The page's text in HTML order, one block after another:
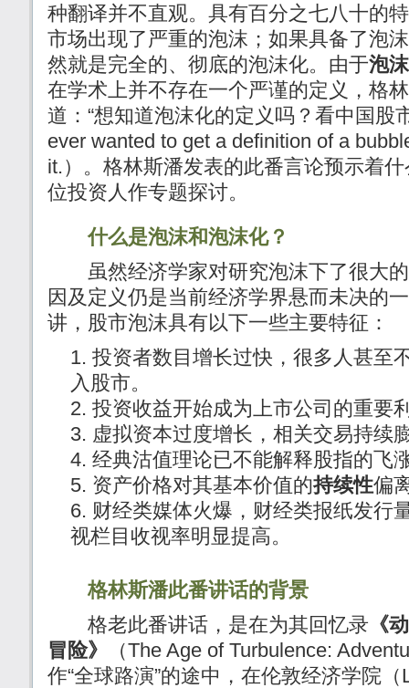
种翻译并不直观。具有百分之七八十的
市场出现了严重的泡沫；如果具备了泡
然就是完全的、彻底的泡沫化。由于泡沫
在学术上并不存在一个严谨的定义，格
道：“想知道泡沫化的定义吗？看中国股
ever wanted to get a definition of a
it.）。格林斯潘发表的此番言论预示着
位投资人作专题探讨。
什么是泡沫和泡沫化？
虽然经济学家对研究泡沫下了很大的
因及定义仍是当前经济学界悬而未决的
讲，股市泡沫具有以下一些主要特征：
投资者数目增长过快，很多人甚至
入股市。
投资收益开始成为上市公司的重要
虚拟资本过度增长，相关交易持续
经典沽值理论已不能解释股指的飞
资产价格对其基本价值的持续性偏
财经类媒体火爆，财经类报纸发行
视栏目收视率明显提高。
格林斯潘此番讲话的背景
格老此番讲话，是在为其回忆录 《
冒险》
（The Age of Turbulence:
作“全球路演”的途中，在伦敦经济学院